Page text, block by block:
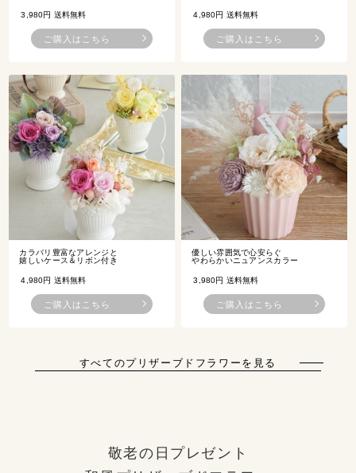
3,980円 送料無料
ご購入はこちら
4,980円 送料無料
ご購入はこちら
カラバリ豊富なアレンジと
嬉しいケース＆リボン付き
4,980円 送料無料
ご購入はこちら
優しい雰囲気で心安らぐ
やわらかいニュアンスカラー
3,980円 送料無料
ご購入はこちら
すべてのプリザーブドフラワーを見る
敬老の日プレゼント